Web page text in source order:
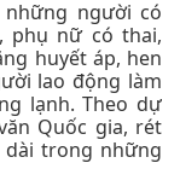
người có
phụ nữ có thai,
huyết áp, hen
lao động làm
lạnh. Theo dự
Quốc gia, rét
trong những